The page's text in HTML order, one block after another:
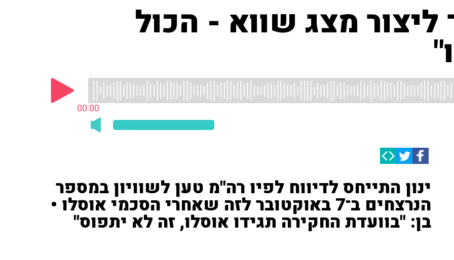
מצג שווא - הכול
00:00
ינון התייחס לדיווח לפיו רה"מ טען לשוויון במספר
הנרצחים ב־7 באוקטובר לזה שאחרי הסכמי אוסלו •
בן: "בוועדת החקירה תגידו אוסלו, זה לא יתפוס"